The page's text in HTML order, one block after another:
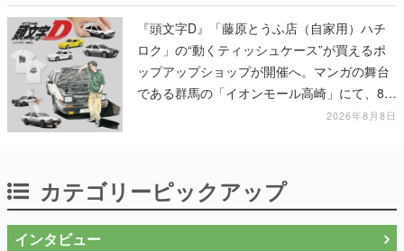
『頭文字D』「藤原とうふ店（自家用）ハチ
ロク」の“動くティッシュケース”が買えるポ
ップアップショップが開催へ。マンガの舞台
である群馬の「イオンモール高崎」にて、8月
11日から8月20日までの期間限定で開催予定
2026年8月8日
カテゴリーピックアップ
インタビュー